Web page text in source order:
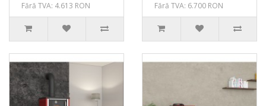
Fără TVA: 4.613 RON
Fără TVA: 6.700 RON